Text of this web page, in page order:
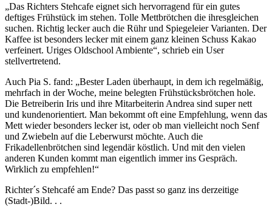
„Das Richters Stehcafe eignet sich hervorragend für ein gutes
deftiges Frühstück im stehen. Tolle Mettbrötchen die ihresgleichen
suchen. Richtig lecker auch die Rühr und Spiegeleier Varianten. Der
Kaffee ist besonders lecker mit einem ganz kleinen Schuss Kakao
verfeinert. Uriges Oldschool Ambiente“, schrieb ein User
stellvertretend.
Auch Pia S. fand: „Bester Laden überhaupt, in dem ich regelmäßig,
mehrfach in der Woche, meine belegten Frühstücksbrötchen hole.
Die Betreiberin Iris und ihre Mitarbeiterin Andrea sind super nett
und kundenorientiert. Man bekommt oft eine Empfehlung, wenn das
Mett wieder besonders lecker ist, oder ob man vielleicht noch Senf
und Zwiebeln auf die Leberwurst möchte. Auch die
Frikadellenbrötchen sind legendär köstlich. Und mit den vielen
anderen Kunden kommt man eigentlich immer ins Gespräch.
Wirklich zu empfehlen!“
Richter´s Stehcafé am Ende? Das passt so ganz ins derzeitige
(Stadt-)Bild. . .